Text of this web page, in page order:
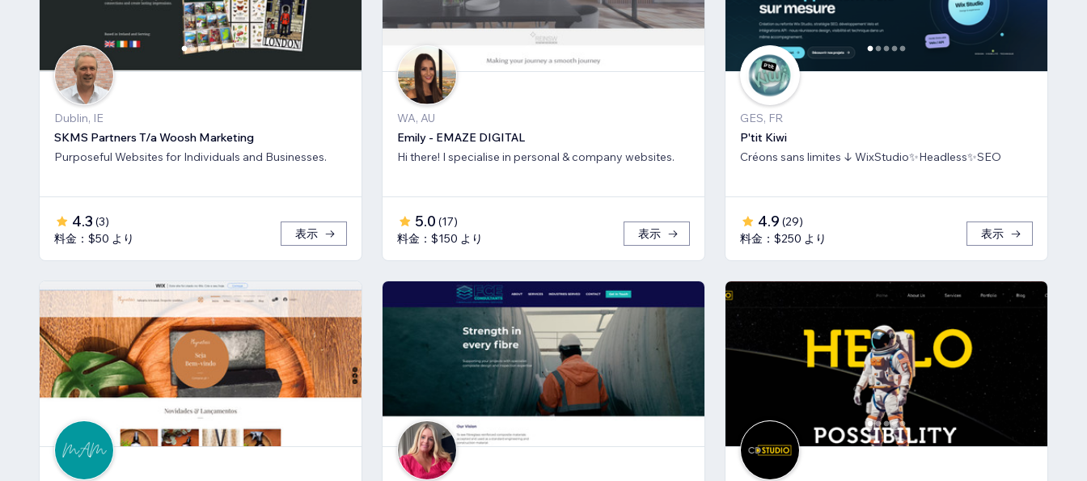
Dublin, IE
SKMS Partners T/a Woosh Marketing
Purposeful Websites for Individuals and Businesses.
4.3 (3)
料金：$50 より
表示
WA, AU
Emily - EMAZE DIGITAL
Hi there! I specialise in personal & company websites.
5.0 (17)
料金：$150 より
表示
GES, FR
P'tit Kiwi
Créons sans limites ↓ WixStudio✨Headless✨SEO
4.9 (29)
料金：$250 より
表示